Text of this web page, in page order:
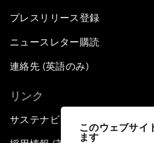
このウェブサイ
ます
プレスリリース登録
ニュースレター購読
連絡先 (英語のみ)
リンク
サステナビリティへの取り組み